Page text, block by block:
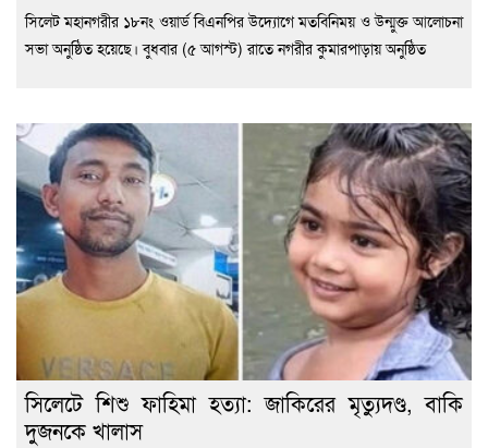
সিলেট মহানগরীর ১৮নং ওয়ার্ড বিএনপির উদ্যোগে মতবিনিময় ও উন্মুক্ত আলোচনা
সভা অনুষ্ঠিত হয়েছে। বুধবার (৫ আগস্ট) রাতে নগরীর কুমারপাড়ায় অনুষ্ঠিত
সিলেটে শিশু ফাহিমা হত্যা: জাকিরের মৃত্যুদণ্ড, বাকি
দুজনকে খালাস